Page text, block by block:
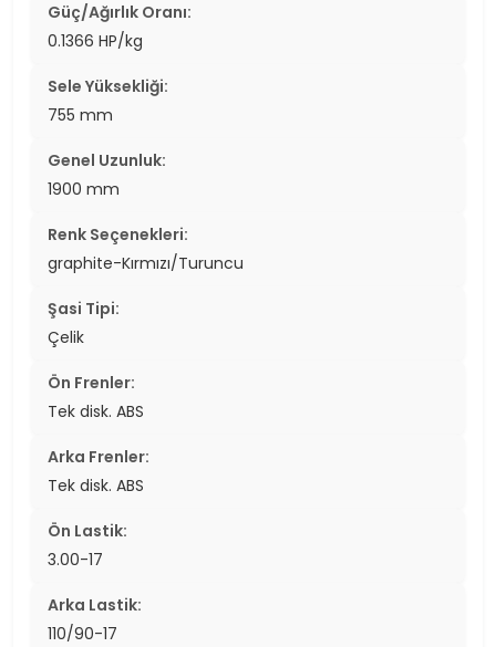
Güç/Ağırlık Oranı:
0.1366 HP/kg
Sele Yüksekliği:
755 mm
Genel Uzunluk:
1900 mm
Renk Seçenekleri:
graphite-Kırmızı/Turuncu
Şasi Tipi:
Çelik
Ön Frenler:
Tek disk. ABS
Arka Frenler:
Tek disk. ABS
Ön Lastik:
3.00-17
Arka Lastik:
110/90-17